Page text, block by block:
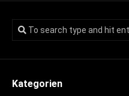
Kategorien